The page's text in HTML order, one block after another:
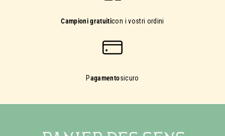
Campioni gratuiticon i vostri ordini
Pagamentosicuro